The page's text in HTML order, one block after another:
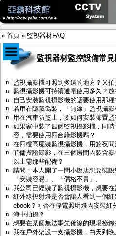
» 首頁 » 監視器材FAQ
商品目錄
限時促銷特惠專案
IP網路攝影機及錄放影機
AHD DVR數位錄放影機
AHD半球型(適用屋內)
AHD中小型紅外線攝影機(適用騎樓
AHD防護罩型攝影機(適用屋外，紅
距離遠）
AHD特殊功能型攝影機
旋轉型攝影機.旋轉台
傳統高解析攝影機
鏡頭
投光設備
防護罩及支架
多路攝影機單軸傳輸
監聽器.麥克風
網路設備
監視器材監控設備常見
n
監視攝影機可照到多遠的地方？又
n
監視攝影機可持續通電使用多久？
n
自己安裝監視攝影機的話要使用那種
n 若用在隱藏偽裝，「無線」監視攝影
n
用在汽車防盜上，要如何安裝佈置監
n 如果家中裝了四個監視攝影機，同
容，需要使用四台錄影機嗎？
n 在四樓高度裝監視攝影機，用於夜
n 菲傭搜證錄影，在三個房間內裝含
以上需那些配備？
n 請問：本人開了一間小說店想要裝
「安裝容易」、「價格不貴」。
n 我公司已經裝了監視攝影機，想要
n 紅外線投射燈是否會讓人看到一個
ebook？可否在停電照明燈內安裝紅
n 海中拍攝？
n 想要在某個無法事先佈線的現場祕
n 我在戶外架設一支攝影機，白天到